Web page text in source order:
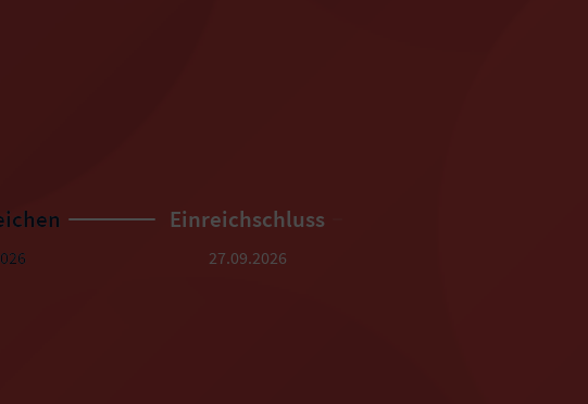
Einreichschluss
27.09.2026